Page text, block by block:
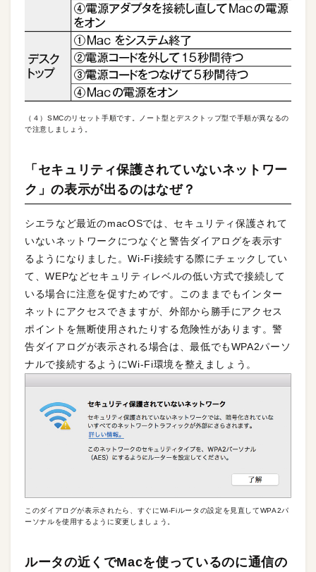
（４）SMCのリセット手順です。ノート型とデスクトップ型で手順が異なるの
で注意しましょう。
「セキュリティ保護されていないネットワー
ク」の表示が出るのはなぜ？
シエラなど最近のmacOSでは、セキュリティ保護されて
いないネットワークにつなぐと警告ダイアログを表示す
るようになりました。Wi-Fi接続する際にチェックしてい
て、WEPなどセキュリティレベルの低い方式で接続して
いる場合に注意を促すためです。このままでもインター
ネットにアクセスできますが、外部から勝手にアクセス
ポイントを無断使用されたりする危険性があります。警
告ダイアログが表示される場合は、最低でもWPA2パーソ
ナルで接続するようにWi-Fi環境を整えましょう。
このダイアログが表示されたら、すぐにWi-Fiルータの設定を見直してWPA2パ
ーソナルを使用するように変更しましょう。
ルータの近くでMacを使っているのに通信の